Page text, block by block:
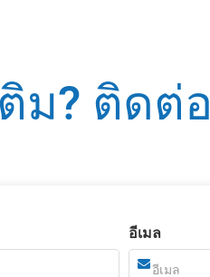
ม? ติดต่อ
อีเมล